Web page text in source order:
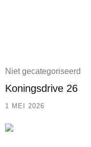
Niet gecategoriseerd
Koningsdrive 26
1 MEI 2026